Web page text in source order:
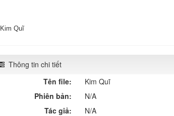
Kim Quĩ
Thông tin chi tiết
Tên file:
Kim Quĩ
Phiên bản:
N/A
Tác giả:
N/A